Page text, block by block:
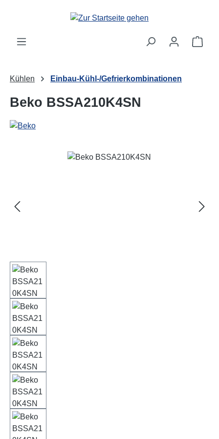
Zum Hauptinhalt springen
Kühlen Einbau-Kühl-/Gefrierkombinationen
Beko BSSA210K4SN
Bildergalerie überspringen